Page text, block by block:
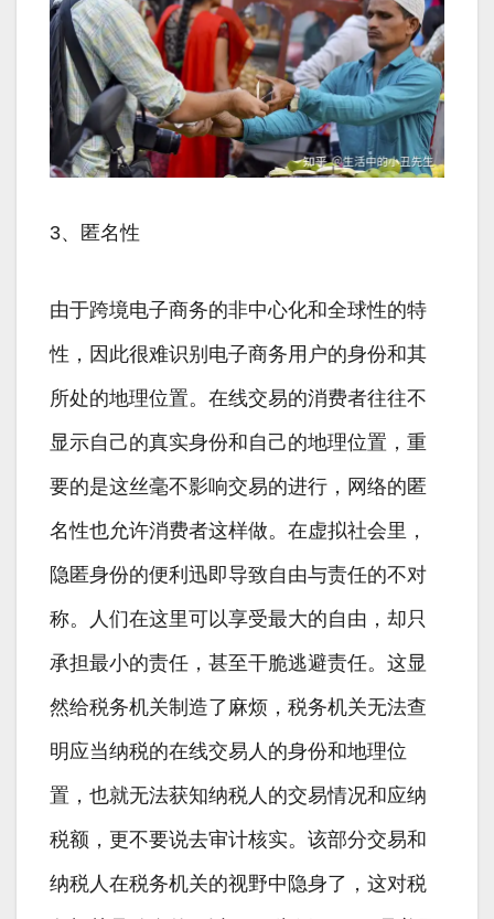
3、匿名性
由于跨境电子商务的非中心化和全球性的特
性，因此很难识别电子商务用户的身份和其
所处的地理位置。在线交易的消费者往往不
显示自己的真实身份和自己的地理位置，重
要的是这丝毫不影响交易的进行，网络的匿
名性也允许消费者这样做。在虚拟社会里，
隐匿身份的便利迅即导致自由与责任的不对
称。人们在这里可以享受最大的自由，却只
承担最小的责任，甚至干脆逃避责任。这显
然给税务机关制造了麻烦，税务机关无法查
明应当纳税的在线交易人的身份和地理位
置，也就无法获知纳税人的交易情况和应纳
税额，更不要说去审计核实。该部分交易和
纳税人在税务机关的视野中隐身了，这对税